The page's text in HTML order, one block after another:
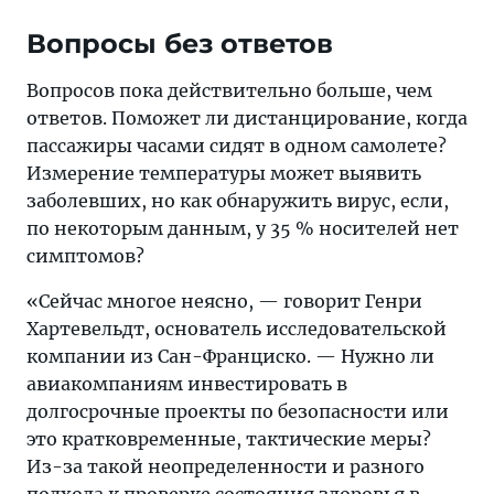
эти
от
заражения.
Вопросы без ответов
Вопросов пока действительно больше, чем
ответов. Поможет ли дистанцирование, когда
пассажиры часами сидят в одном самолете?
Измерение температуры может выявить
заболевших, но как обнаружить вирус, если,
по некоторым данным, у 35 % носителей нет
симптомов?
«Сейчас многое неясно, — говорит Генри
Хартевельдт, основатель исследовательской
компании из Сан-Франциско. — Нужно ли
авиакомпаниям инвестировать в
долгосрочные проекты по безопасности или
это кратковременные, тактические меры?
Из-за такой неопределенности и разного